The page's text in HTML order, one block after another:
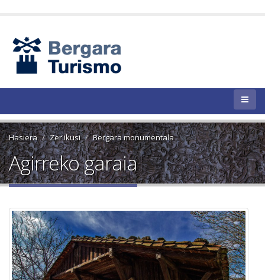
Hasiera Zer ikusi Bergara monumentala
Agirreko garaia